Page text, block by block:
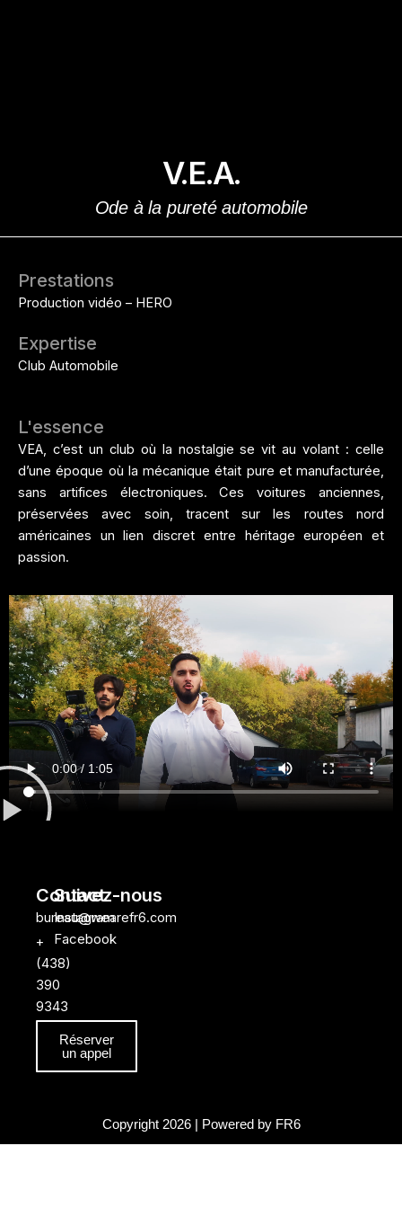
V.E.A.
Ode à la pureté automobile
Prestations
Production vidéo – HERO
Expertise
Club Automobile
L'essence
VEA, c’est un club où la nostalgie se vit au volant : celle
d’une époque où la mécanique était pure et manufacturée,
sans artifices électroniques. Ces voitures anciennes,
préservées avec soin, tracent sur les routes nord
américaines un lien discret entre héritage européen et
passion.
Contact
bureau@wearefr6.com
+
(438)
390
9343
Réserver
un appel
Suivez-nous
Instagram
Facebook
Copyright 2026 | Powered by FR6